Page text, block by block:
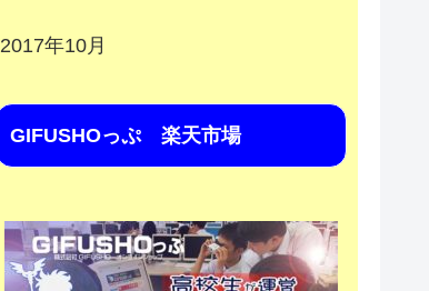
2017年10月
GIFUSHOっぷ 楽天市場